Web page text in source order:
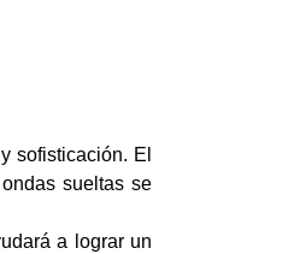
sofisticación. El
sueltas se
a lograr un